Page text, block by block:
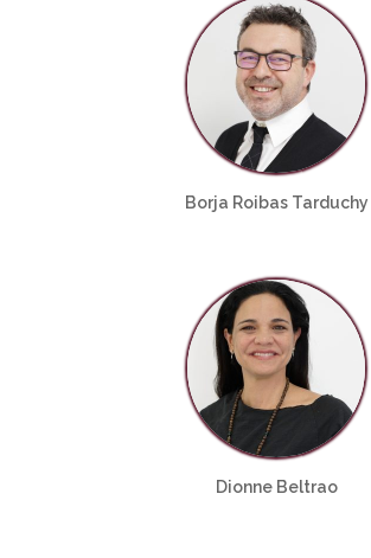
Borja Roibas Tarduchy
Dionne Beltrao